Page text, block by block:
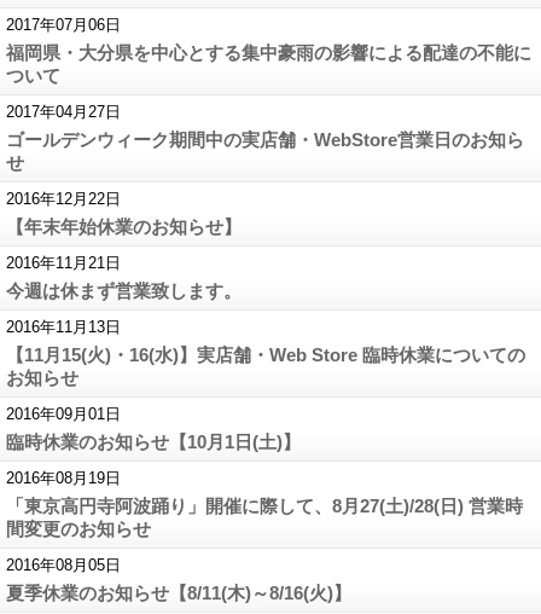
2017年07月06日
福岡県・大分県を中心とする集中豪雨の影響による配達の不能に
ついて
2017年04月27日
ゴールデンウィーク期間中の実店舗・WebStore営業日のお知ら
せ
2016年12月22日
【年末年始休業のお知らせ】
2016年11月21日
今週は休まず営業致します。
2016年11月13日
【11月15(火)・16(水)】実店舗・Web Store 臨時休業についての
お知らせ
2016年09月01日
臨時休業のお知らせ【10月1日(土)】
2016年08月19日
「東京高円寺阿波踊り」開催に際して、8月27(土)/28(日) 営業時
間変更のお知らせ
2016年08月05日
夏季休業のお知らせ【8/11(木)～8/16(火)】